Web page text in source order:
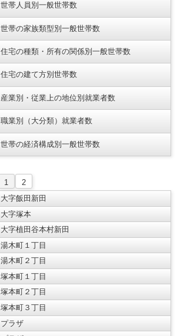
世帯人員別一般世帯数
世帯の家族類型別一般世帯数
住宅の種類・所有の関係別一般世帯数
住宅の建て方別世帯数
産業別・従業上の地位別就業者数
職業別（大分類）就業者数
世帯の経済構成別一般世帯数
1
2
大字飯田新田
大字塚本
大字植田谷本村新田
湯木町１丁目
湯木町２丁目
塚本町１丁目
塚本町２丁目
塚本町３丁目
プラザ